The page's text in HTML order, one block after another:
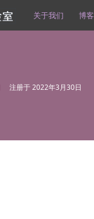
关于我们 博客
注册于2022年3月30日